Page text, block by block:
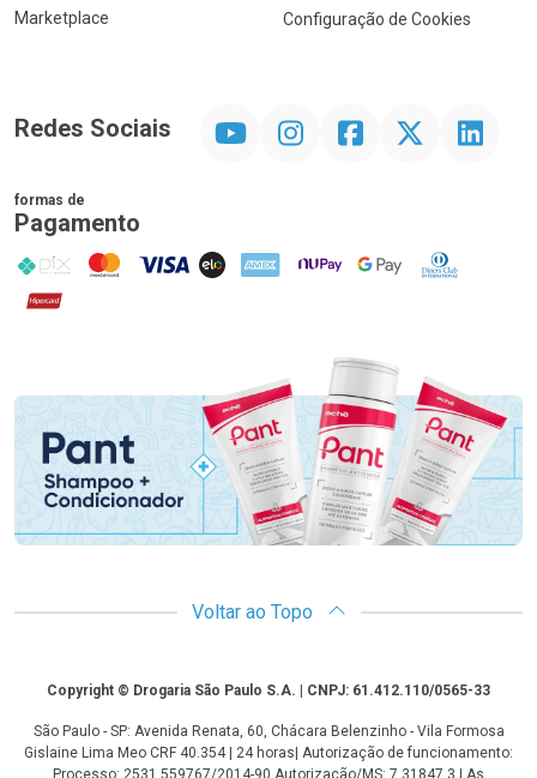
Marketplace
Configuração de Cookies
Redes Sociais InstagramFacebookTwitter Linkedin
formas de
Pagamento
PIX MasterCard
VISA ELO AMEX NuPay Google PayDiners Club
Hipercard
Voltar ao Topo
CopyrightCopyright © Drogaria São Paulo S.A. | CNPJ: 61.412.110/0565-33
São Paulo - SP: Avenida Renata, 60, Chácara Belenzinho - Vila Formosa
Gislaine Lima Meo CRF 40.354 | 24 horas| Autorização de funcionamento: